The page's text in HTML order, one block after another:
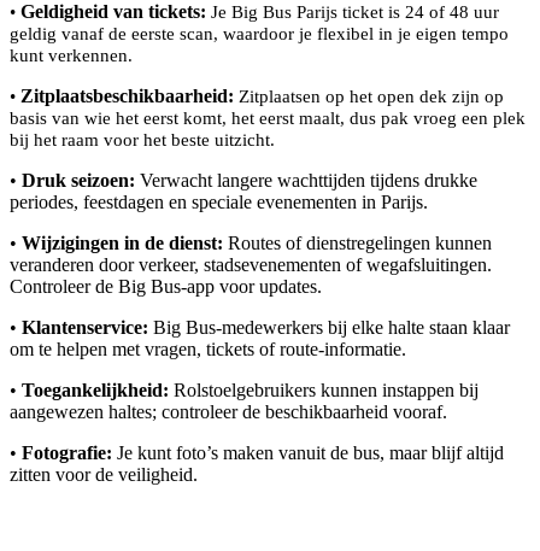
• Geldigheid van tickets: Je Big Bus Parijs ticket is 24 of 48 uur
geldig vanaf de eerste scan, waardoor je flexibel in je eigen tempo
kunt verkennen.
• Zitplaatsbeschikbaarheid: Zitplaatsen op het open dek zijn op
basis van wie het eerst komt, het eerst maalt, dus pak vroeg een plek
bij het raam voor het beste uitzicht.
• Druk seizoen: Verwacht langere wachttijden tijdens drukke
periodes, feestdagen en speciale evenementen in Parijs.
• Wijzigingen in de dienst: Routes of dienstregelingen kunnen
veranderen door verkeer, stadsevenementen of wegafsluitingen.
Controleer de Big Bus-app voor updates.
• Klantenservice: Big Bus-medewerkers bij elke halte staan klaar
om te helpen met vragen, tickets of route-informatie.
• Toegankelijkheid: Rolstoelgebruikers kunnen instappen bij
aangewezen haltes; controleer de beschikbaarheid vooraf.
• Fotografie: Je kunt foto’s maken vanuit de bus, maar blijf altijd
zitten voor de veiligheid.